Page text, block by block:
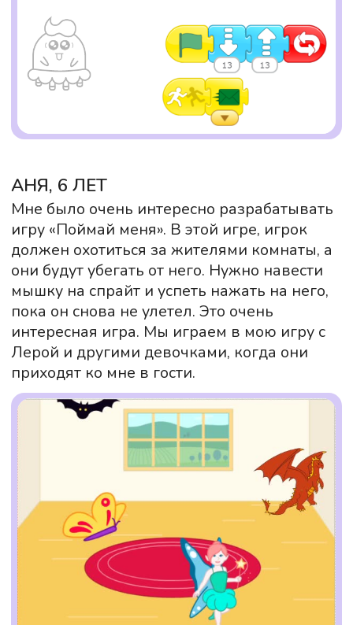
Преподаватель
Алексей
Шкиленко
Преподаватель
Дарья
Рыбникова
Очно
Методист, старший
преподаватель
Директор, старший
преподаватель
Кошлань
ПОКАЗАТЬ ЕЩЁ
ПОЧЕМУ МЫ?
Весёлая система мотивации для
ИЗУЧАЕМ ОСНОВЫ IT-СФЕРЫ,
ИГРАЯ
Возможность выбрать курс, где
преподаватель будет
индивидуально, обеспечивая
максимальную вовлечённость в
процесс обучения
РАЗВИВАЕМ ЛОГИЧЕСКОЕ
МЫШЛЕНИЕ